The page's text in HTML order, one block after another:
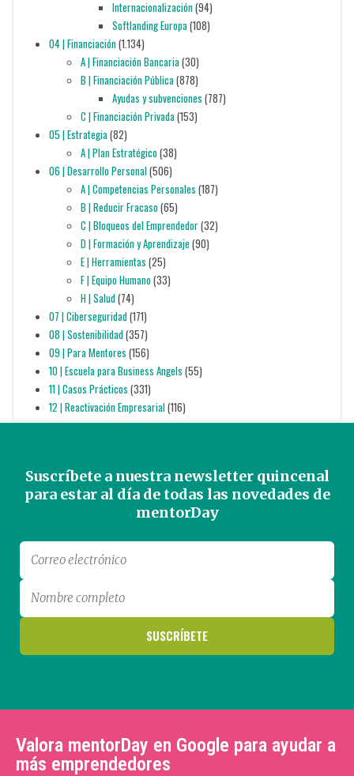
Internacionalización(94)
Softlanding Europa(108)
04 | Financiación(1.134)
A | Financiación Bancaria(30)
B | Financiación Pública(878)
Ayudas y subvenciones (787)
C | Financiación Privada(153)
05 | Estrategia(82)
A | Plan Estratégico(38)
06 | Desarrollo Personal(506)
A | Competencias Personales (187)
B | Reducir Fracaso(65)
C | Bloqueos del Emprendedor(32)
D | Formación y Aprendizaje (90)
E | Herramientas (25)
F | Equipo Humano(33)
H | Salud(74)
07 | Ciberseguridad(171)
08 | Sostenibilidad(357)
09 | Para Mentores (156)
10 | Escuela para Business Angels (55)
11 | Casos Prácticos (331)
12 | Reactivación Empresarial(116)
Suscríbete a nuestra newsletter quincenal
para estar al día de todas las novedades de
mentorDay
Valora mentorDay en Google para ayudar a
más emprendedores